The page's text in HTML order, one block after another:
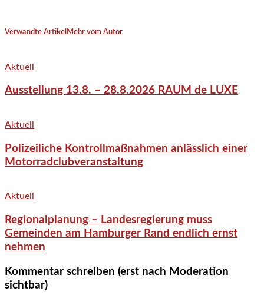
Verwandte Artikel Mehr vom Autor
Aktuell
Ausstellung 13.8. – 28.8.2026 RAUM de LUXE
Aktuell
Polizeiliche Kontrollmaßnahmen anlässlich einer
Motorradclubveranstaltung
Aktuell
Regionalplanung – Landesregierung muss
Gemeinden am Hamburger Rand endlich ernst
nehmen
Kommentar schreiben (erst nach Moderation
sichtbar)